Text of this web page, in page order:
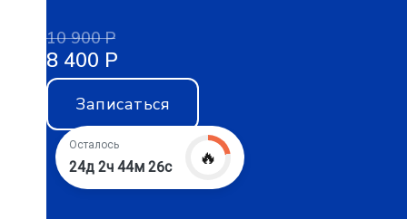
10 900 Р
8 400 Р
Записаться
Осталось
24д 2ч 44м 25с 🔥